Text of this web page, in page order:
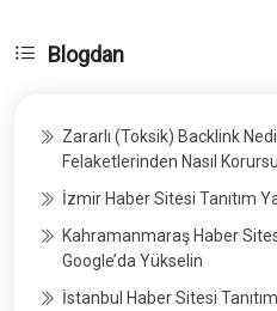
Blogdan
Zararlı (Toksik) Backlink
Felaketlerinden Nasıl
İzmir Haber Sitesi Tanıtım
Kahramanmaraş Haber Sitesi
Google’da Yükselin
İstanbul Haber Sitesi Tanıtım